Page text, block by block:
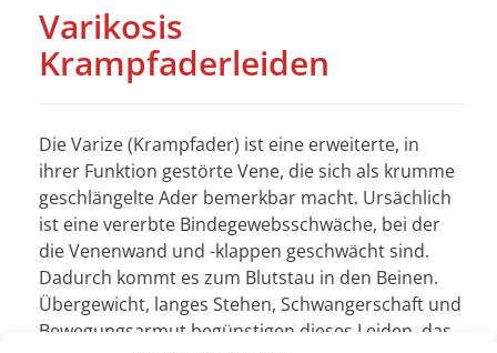
Varikosis
Krampfaderleiden
Die Varize (Krampfader) ist eine erweiterte, in
ihrer Funktion gestörte Vene, die sich als krumme
geschlängelte Ader bemerkbar macht. Ursächlich
ist eine vererbte Bindegewebsschwäche, bei der
die Venenwand und -klappen geschwächt sind.
Dadurch kommt es zum Blutstau in den Beinen.
Übergewicht, langes Stehen, Schwangerschaft und
Bewegungsarmut begünstigen dieses Leiden, das